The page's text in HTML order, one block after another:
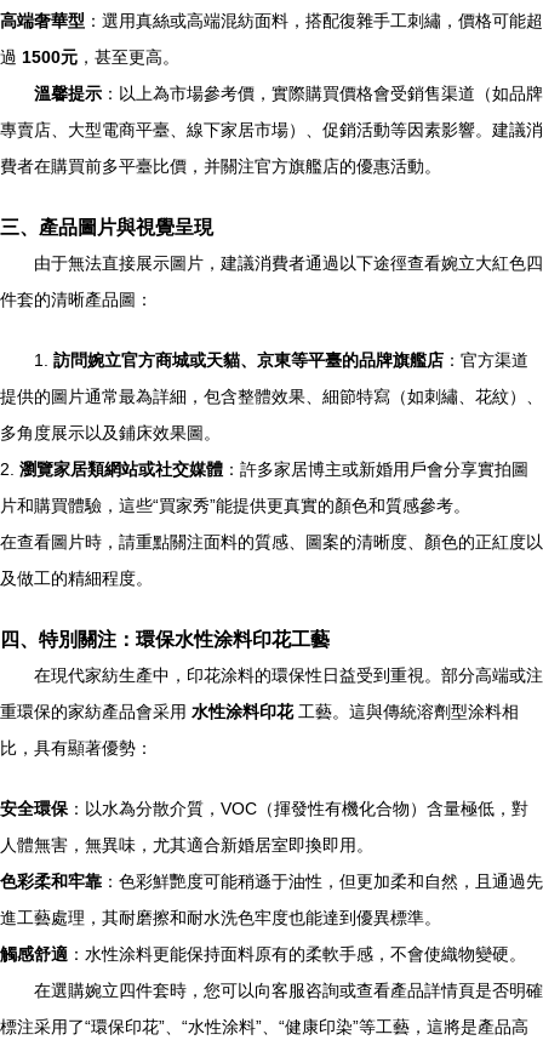
高端奢華型 ：選用真絲或高端混紡面料，搭配復雜手工刺繡，價格可能超
過 1500元 ，甚至更高。
溫馨提示 ：以上為市場參考價，實際購買價格會受銷售渠道（如品牌
專賣店、大型電商平臺、線下家居市場）、促銷活動等因素影響。建議消
費者在購買前多平臺比價，并關注官方旗艦店的優惠活動。
三、產品圖片與視覺呈現
由于無法直接展示圖片，建議消費者通過以下途徑查看婉立大紅色四
件套的清晰產品圖：
1. 訪問婉立官方商城或天貓、京東等平臺的品牌旗艦店 ：官方渠道
提供的圖片通常最為詳細，包含整體效果、細節特寫（如刺繡、花紋）、
多角度展示以及鋪床效果圖。
2. 瀏覽家居類網站或社交媒體 ：許多家居博主或新婚用戶會分享實拍圖
片和購買體驗，這些“買家秀”能提供更真實的顏色和質感參考。
在查看圖片時，請重點關注面料的質感、圖案的清晰度、顏色的正紅度以
及做工的精細程度。
四、特別關注：環保水性涂料印花工藝
在現代家紡生產中，印花涂料的環保性日益受到重視。部分高端或注
重環保的家紡產品會采用 水性涂料印花工藝。這與傳統溶劑型涂料相
比，具有顯著優勢：
安全環保 ：以水為分散介質，VOC（揮發性有機化合物）含量極低，對
人體無害，無異味，尤其適合新婚居室即換即用。
色彩柔和牢靠 ：色彩鮮艷度可能稍遜于油性，但更加柔和自然，且通過先
進工藝處理，其耐磨擦和耐水洗色牢度也能達到優異標準。
觸感舒適 ：水性涂料更能保持面料原有的柔軟手感，不會使織物變硬。
在選購婉立四件套時，您可以向客服咨詢或查看產品詳情頁是否明確
標注采用了“環保印花”、“水性涂料”、“健康印染”等工藝，這將是產品高